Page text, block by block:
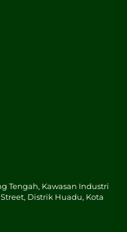
Tengah, Kawasan Industri
Distrik Huadu, Kota